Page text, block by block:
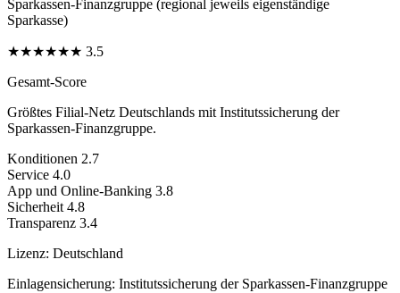
Sparkassen-Finanzgruppe (regional jeweils eigenständige
Sparkasse)
★★★★★★ 3.5
Gesamt-Score
Größtes Filial-Netz Deutschlands mit Institutssicherung der
Sparkassen-Finanzgruppe.
Konditionen 2.7
Service 4.0
App und Online-Banking 3.8
Sicherheit 4.8
Transparenz 3.4
Lizenz: Deutschland
Einlagensicherung: Institutssicherung der Sparkassen-Finanzgruppe